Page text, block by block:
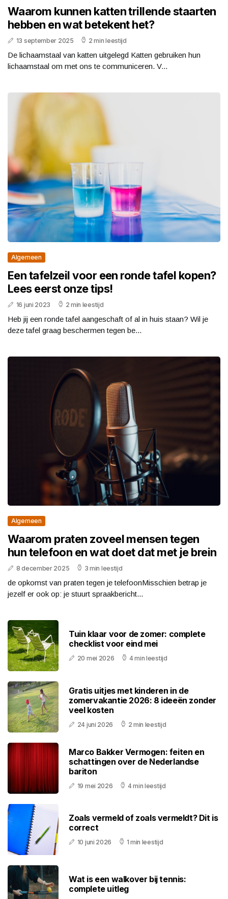
Waarom kunnen katten trillende staarten
hebben en wat betekent het?
13 september 2025 2 min leestijd
De lichaamstaal van katten uitgelegd Katten gebruiken hun
lichaamstaal om met ons te communiceren. V...
Algemeen
Een tafelzeil voor een ronde tafel kopen?
Lees eerst onze tips!
16 juni 2023 2 min leestijd
Heb jij een ronde tafel aangeschaft of al in huis staan? Wil je
deze tafel graag beschermen tegen be...
Algemeen
Waarom praten zoveel mensen tegen
hun telefoon en wat doet dat met je brein
8 december 2025 3 min leestijd
de opkomst van praten tegen je telefoonMisschien betrap je
jezelf er ook op: je stuurt spraakbericht...
Tuin klaar voor de zomer: complete
checklist voor eind mei
20 mei 2026 4 min leestijd
Gratis uitjes met kinderen in de
zomervakantie 2026: 8 ideeën zonder
veel kosten
24 juni 2026 2 min leestijd
Marco Bakker Vermogen: feiten en
schattingen over de Nederlandse
bariton
19 mei 2026 4 min leestijd
Zoals vermeld of zoals vermeldt? Dit is
correct
10 juni 2026 1 min leestijd
Wat is een walkover bij tennis:
complete uitleg